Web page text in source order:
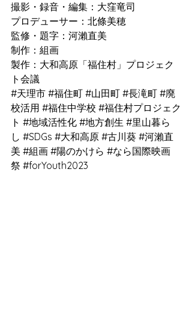
撮影・録音・編集：大窪竜司
プロデューサー：北條美穂
監修・題字：河瀨直美
制作：組画
製作：大和高原「福住村」プロジェク
ト会議
#天理市 #福住町 #山田町 #長滝町 #廃
校活用 #福住中学校 #福住村プロジェク
ト #地域活性化 #地方創生 #里山暮ら
し #SDGs #大和高原 #古川葵 #河瀨直
美 #組画 #陽のかけら #なら国際映画
祭 #forYouth2023